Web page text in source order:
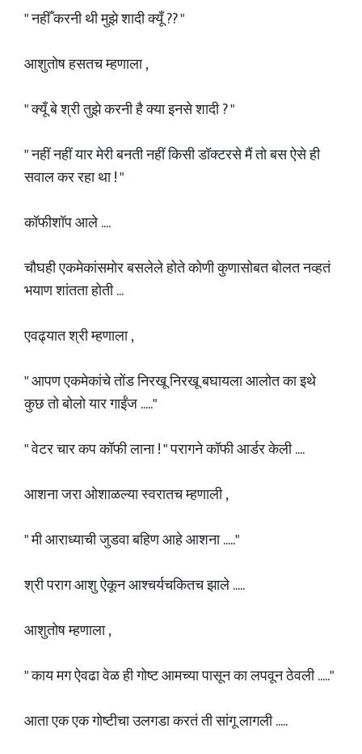
" नहीँ करनी थी मुझे शादी क्यूँ ?? "
आशुतोष हसतच म्हणाला ,
" क्यूँ बे श्री तुझे करनी है क्या इनसे शादी ? "
" नहीं नहीं यार मेरी बनती नहीं किसी डॉक्टरसे मैं तो बस ऐसे ही
सवाल कर रहा था ! "
कॉफीशॉप आले ....
चौघही एकमेकांसमोर बसलेले होते कोणी कुणासोबत बोलत नव्हतं
भयाण शांतता होती ...
एवढ्यात श्री म्हणाला ,
" आपण एकमेकांचे तोंड निरखू निरखू बघायला आलोत का इथे
कुछ तो बोलो यार गाईंज ....."
" वेटर चार कप कॉफी लाना ! " परागने कॉफी आर्डर केली ....
आशना जरा ओशाळल्या स्वरातच म्हणाली ,
" मी आराध्याची जुडवा बहिण आहे आशना ....."
श्री पराग आशु ऐकून आश्चर्यचकितच झाले .....
आशुतोष म्हणाला ,
" काय मग ऐवढा वेळ ही गोष्ट आमच्या पासून का लपवून ठेवली ....."
आता एक एक गोष्टीचा उलगडा करतं ती सांगू लागली .....